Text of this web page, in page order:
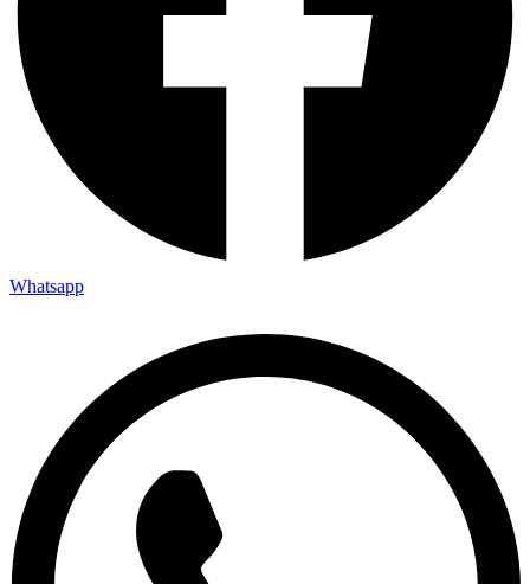
Whatsapp